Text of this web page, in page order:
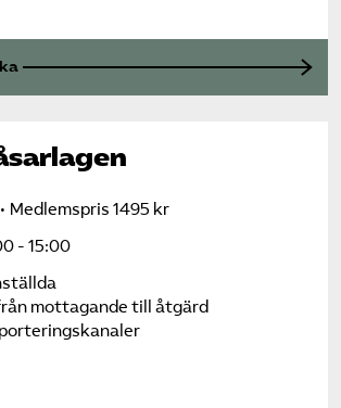
Medlemspris 1495 kr
- 15:00
mottagande till åtgärd